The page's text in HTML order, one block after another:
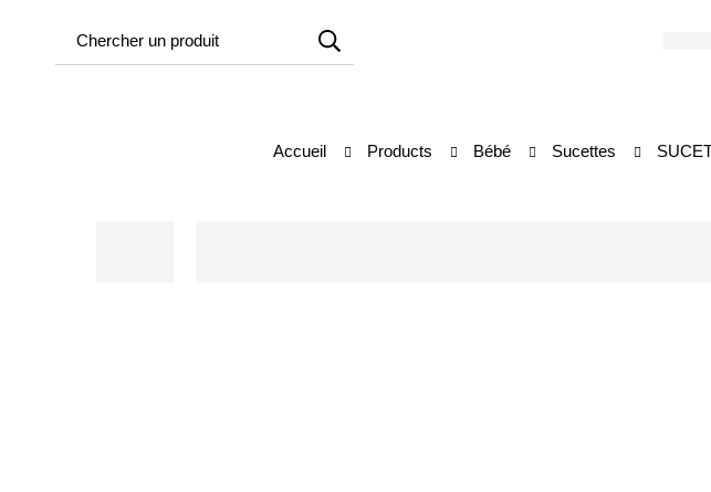
Accueil Products Bébé Sucettes